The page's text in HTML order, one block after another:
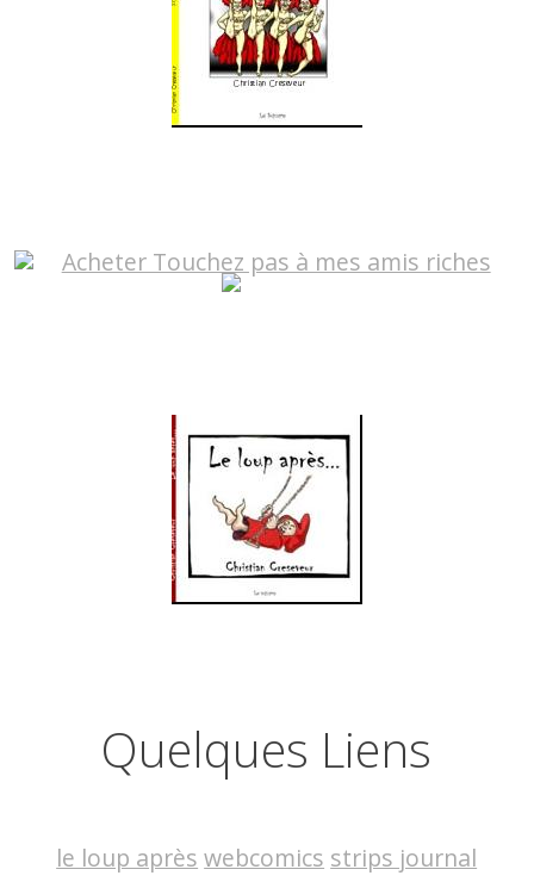
Quelques Liens
le loup après webcomics strips journal